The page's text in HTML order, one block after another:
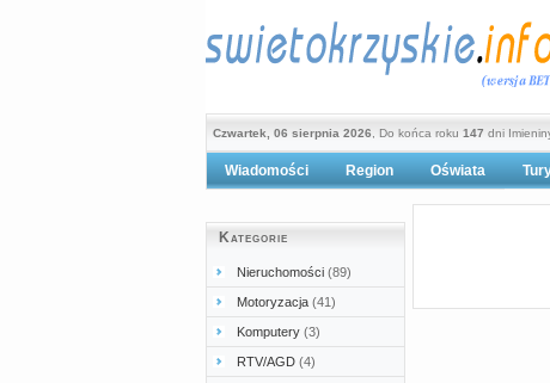
Czwartek, 06 sierpnia 2026 , Do końca roku 147 dni
Wiadomości Region Oświata
Kategorie
Nieruchomości (89)
Motoryzacja (41)
Komputery (3)
RTV/AGD (4)